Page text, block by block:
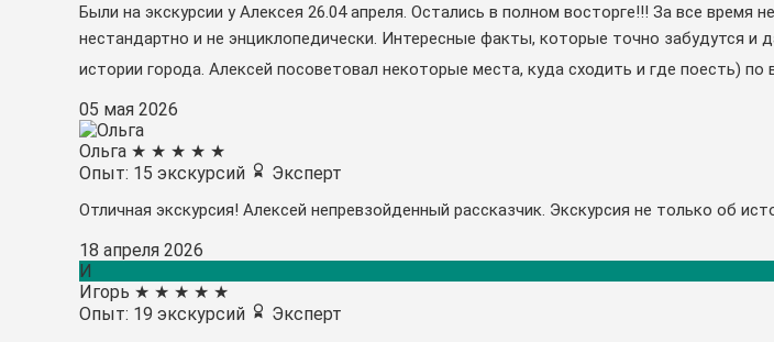
Были на экскурсии у Алексея 26.04 апреля. Остались в полном восторге!!! За все
нестандартно и не энциклопедически. Интересные факты, которые точно забудутся
истории города. Алексей посоветовал некоторые места, куда сходить и где поесть) по
05 мая 2026
Ольга ★ ★ ★ ★ ★
Опыт: 15 экскурсий
Эксперт
Отличная экскурсия! Алексей непревзойденный рассказчик. Экскурсия не только об
18 апреля 2026
И
Игорь ★ ★ ★ ★ ★
Опыт: 19 экскурсий
Эксперт